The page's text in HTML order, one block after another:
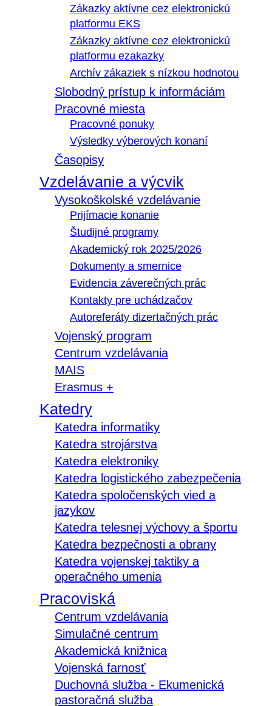
Zákazky aktívne cez elektronickú
platformu EKS
Zákazky aktívne cez elektronickú
platformu ezakazky
Archív zákaziek s nízkou hodnotou
Slobodný prístup k informáciám
Pracovné miesta
Pracovné ponuky
Výsledky výberových konaní
Časopisy
Vzdelávanie a výcvik
Vysokoškolské vzdelávanie
Prijímacie konanie
Študijné programy
Akademický rok 2025/2026
Dokumenty a smernice
Evidencia záverečných prác
Kontakty pre uchádzačov
Autoreferáty dizertačných prác
Vojenský program
Centrum vzdelávania
MAIS
Erasmus +
Katedry
Katedra informatiky
Katedra strojárstva
Katedra elektroniky
Katedra logistického zabezpečenia
Katedra spoločenských vied a
jazykov
Katedra telesnej výchovy a športu
Katedra bezpečnosti a obrany
Katedra vojenskej taktiky a
operačného umenia
Pracoviská
Centrum vzdelávania
Simulačné centrum
Akademická knižnica
Vojenská farnosť
Duchovná služba - Ekumenická
pastoračná služba